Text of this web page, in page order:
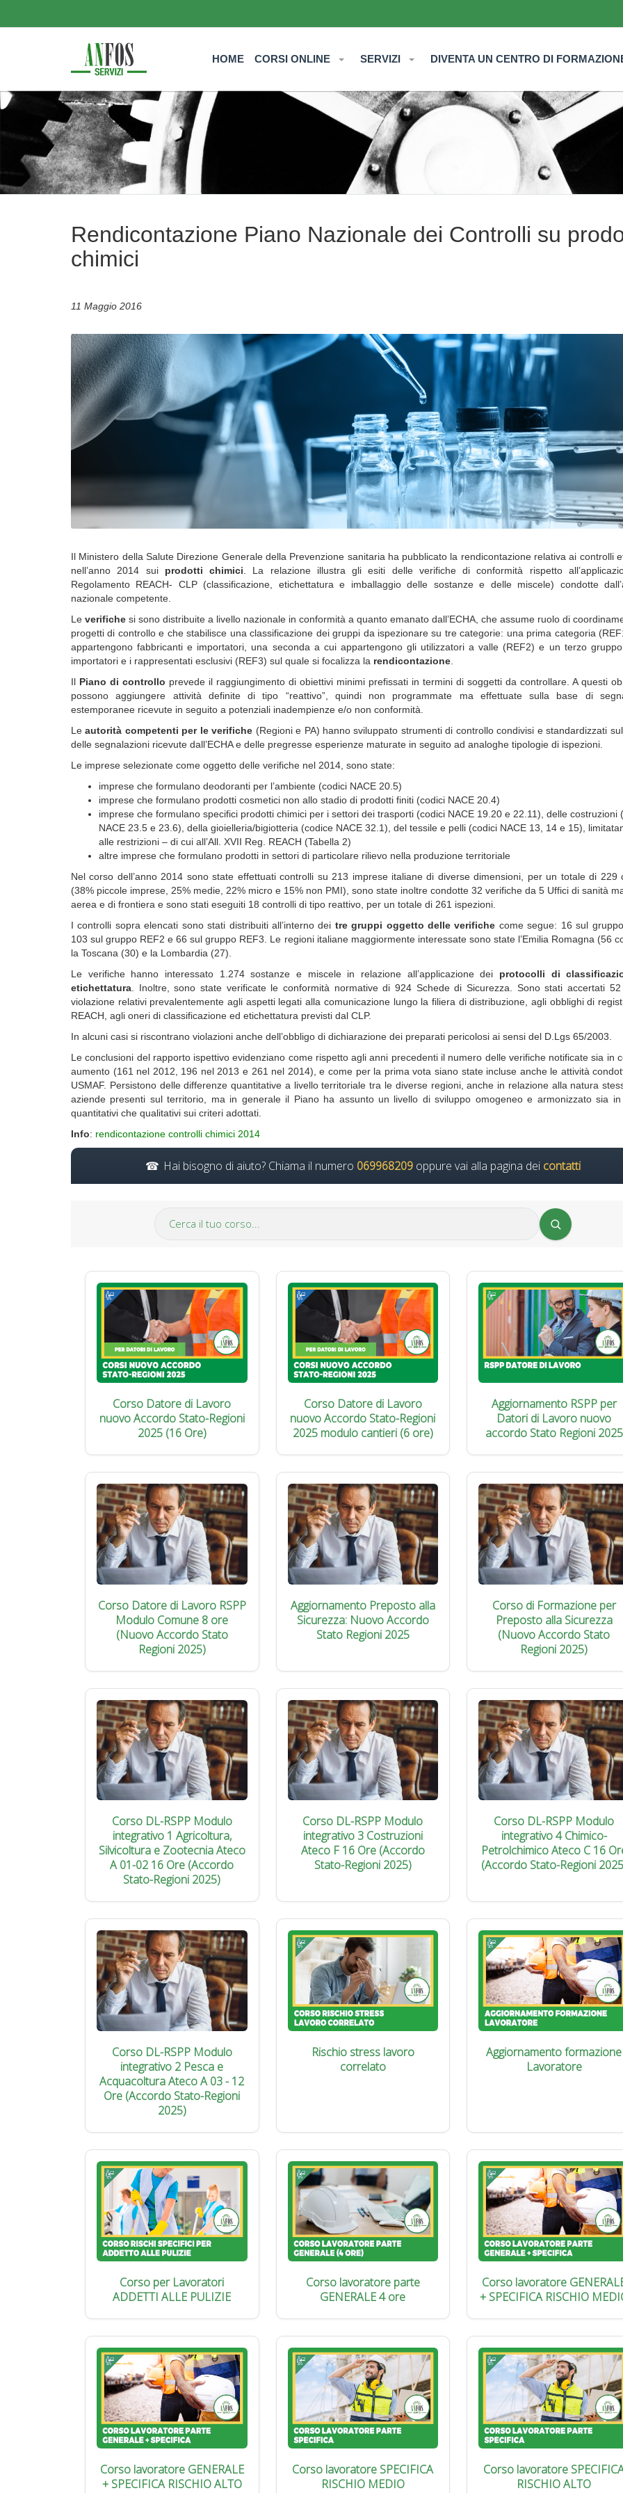
HOME CORSI ONLINE SERVIZI DIVENTA UN CENTRO DI
Rendicontazione Piano Nazionale dei Controlli su
chimici
11 Maggio 2016
Il Ministero della Salute Direzione Generale della Prevenzione sanitaria ha pubblicato la rendicontazione relativa ai controlli
nell’anno 2014 sui prodotti chimici . La relazione illustra gli esiti delle verifiche di conformità rispetto
Regolamento REACH- CLP (classificazione, etichettatura e imballaggio delle sostanze e delle miscele) condotte
nazionale competente.
Le verifiche si sono distribuite a livello nazionale in conformità a quanto emanato dall’ECHA, che assume ruolo di
progetti di controllo e che stabilisce una classificazione dei gruppi da ispezionare su tre categorie: una prima categoria
appartengono fabbricanti e importatori, una seconda a cui appartengono gli utilizzatori a valle (REF2) e un terzo
importatori e i rappresentati esclusivi (REF3) sul quale si focalizza la rendicontazione
Il Piano di controllo prevede il raggiungimento di obiettivi minimi prefissati in termini di soggetti da controllare. A questi
possono aggiungere attività definite di tipo “reattivo”, quindi non programmate ma effettuate sulla base di
estemporanee ricevute in seguito a potenziali inadempienze e/o non conformità.
Leautorità competenti per le verifiche (Regioni e PA) hanno sviluppato strumenti di controllo condivisi e standardizzati
delle segnalazioni ricevute dall’ECHA e delle pregresse esperienze maturate in seguito ad analoghe tipologie di ispezioni.
Le imprese selezionate come oggetto delle verifiche nel 2014, sono state:
imprese che formulano deodoranti per l’ambiente (codici NACE 20.5)
imprese che formulano prodotti cosmetici non allo stadio di prodotti finiti (codici NACE 20.4)
imprese che formulano specifici prodotti chimici per i settori dei trasporti (codici NACE 19.20 e 22.11), delle costruzioni
NACE 23.5 e 23.6), della gioielleria/bigiotteria (codice NACE 32.1), del tessile e pelli (codici NACE 13, 14 e 15),
alle restrizioni – di cui all’All. XVII Reg. REACH (Tabella 2)
altre imprese che formulano prodotti in settori di particolare rilievo nella produzione territoriale
Nel corso dell’anno 2014 sono state effettuati controlli su 213 imprese italiane di diverse dimensioni, per un totale di 229
(38% piccole imprese, 25% medie, 22% micro e 15% non PMI), sono state inoltre condotte 32 verifiche da 5 Uffici di sanità
aerea e di frontiera e sono stati eseguiti 18 controlli di tipo reattivo, per un totale di 261 ispezioni.
I controlli sopra elencati sono stati distribuiti all’interno dei tre gruppi oggetto delle verifiche come segue: 16 sul
103 sul gruppo REF2 e 66 sul gruppo REF3. Le regioni italiane maggiormente interessate sono state l’Emilia Romagna (56
la Toscana (30) e la Lombardia (27).
Le verifiche hanno interessato 1.274 sostanze e miscele in relazione all’applicazione dei protocolli di
etichettatura . Inoltre, sono state verificate le conformità normative di 924 Schede di Sicurezza. Sono stati accertati
violazione relativi prevalentemente agli aspetti legati alla comunicazione lungo la filiera di distribuzione, agli obblighi di
REACH, agli oneri di classificazione ed etichettatura previsti dal CLP.
In alcuni casi si riscontrano violazioni anche dell’obbligo di dichiarazione dei preparati pericolosi ai sensi del D.Lgs 65/2003.
Le conclusioni del rapporto ispettivo evidenziano come rispetto agli anni precedenti il numero delle verifiche notificate sia in
aumento (161 nel 2012, 196 nel 2013 e 261 nel 2014), e come per la prima vota siano state incluse anche le attività
USMAF. Persistono delle differenze quantitative a livello territoriale tra le diverse regioni, anche in relazione alla natura
aziende presenti sul territorio, ma in generale il Piano ha assunto un livello di sviluppo omogeneo e armonizzato sia in
quantitativi che qualitativi sui criteri adottati.
Info: rendicontazione controlli chimici 2014
Hai bisogno di aiuto? Chiama il numero 069968209 oppure vai alla pagina dei contatti
Corso Datore di Lavoro
nuovo Accordo Stato-Regioni
2025 (16 Ore)
Corso Datore di Lavoro
nuovo Accordo Stato-Regioni
2025 modulo cantieri (6 ore)
Aggiornamento RSPP per
Datori di Lavoro nuovo
accordo Stato Regioni 2025
Corso Datore di Lavoro RSPP
Modulo Comune 8 ore
(Nuovo Accordo Stato
Regioni 2025)
Aggiornamento Preposto alla
Sicurezza: Nuovo Accordo
Stato Regioni 2025
Corso di Formazione per
Preposto alla Sicurezza
(Nuovo Accordo Stato
Regioni 2025)
Corso DL-RSPP Modulo
integrativo 1 Agricoltura,
Silvicoltura e Zootecnia Ateco
A 01-02 16 Ore (Accordo
Stato-Regioni 2025)
Corso DL-RSPP Modulo
integrativo 3 Costruzioni
Ateco F 16 Ore (Accordo
Stato-Regioni 2025)
Corso DL-RSPP Modulo
integrativo 4 Chimico-
Petrolchimico Ateco C 16
(Accordo Stato-Regioni
Corso DL-RSPP Modulo
integrativo 2 Pesca e
Acquacoltura Ateco A 03 - 12
Ore (Accordo Stato-Regioni
2025)
Rischio stress lavoro
correlato
Aggiornamento formazione
Lavoratore
Corso per Lavoratori
ADDETTI ALLE PULIZIE
Corso lavoratore parte
GENERALE 4 ore
Corso lavoratore
+ SPECIFICA RISCHIO
Corso lavoratore GENERALE
+ SPECIFICA RISCHIO ALTO
Corso lavoratore SPECIFICA
RISCHIO MEDIO
Corso lavoratore
RISCHIO ALTO